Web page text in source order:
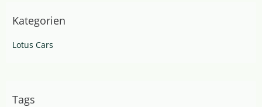
Kategorien
Lotus Cars
Tags